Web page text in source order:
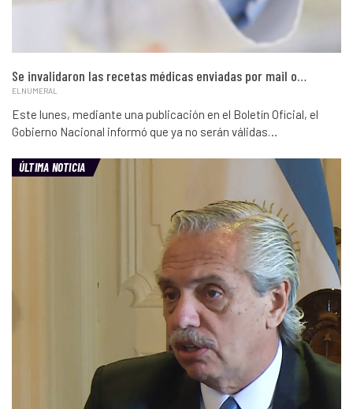
Se invalidaron las recetas médicas enviadas por mail o…
ELNUMERAL
Este lunes, mediante una publicación en el Boletín Oficial, el
Gobierno Nacional informó que ya no serán válidas…
ÚLTIMA NOTICIA